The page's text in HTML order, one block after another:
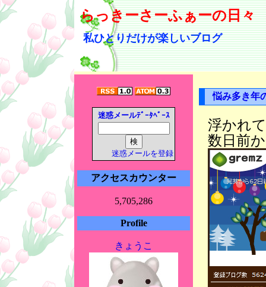
らっきーさーふぁーの日々
私ひとりだけが楽しいブログ
迷惑メールﾃﾞｰﾀﾍﾞｰｽ
迷惑メールを登録
アクセスカウンター
5,705,286
Profile
きょうこ
悩み多き年
浮かれ
数日前